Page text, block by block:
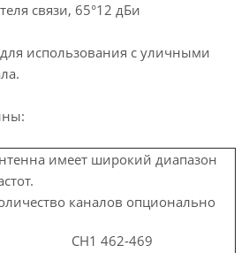
связи, 65°12 дБи
использования с уличными
имеет широкий диапазон
каналов опционально
CH1 462-469